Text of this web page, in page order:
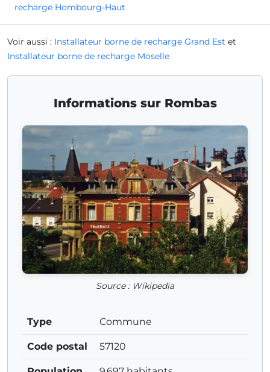
recharge Hombourg-Haut
Voir aussi : Installateur borne de recharge Grand Est et
Installateur borne de recharge Moselle
Informations sur Rombas
Source : Wikipedia
Type Commune
Code postal 57120